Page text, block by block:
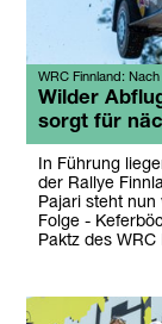
WRC Finnland: Nach
Wilder
sorgt für
In Führung
der Rallye
Pajari steht nun
Folge -
Paktz des